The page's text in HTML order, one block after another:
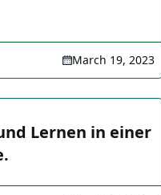
March 19, 2023
Lernen in einer